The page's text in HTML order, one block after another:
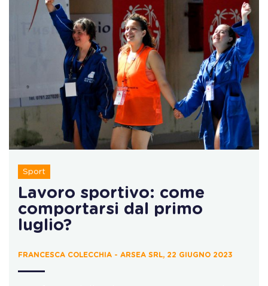
Sport
Lavoro sportivo: come
comportarsi dal primo
luglio?
FRANCESCA COLECCHIA - ARSEA SRL, 22 GIUGNO 2023